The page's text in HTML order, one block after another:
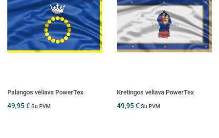
Palangos vėliava PowerTex
49,95 € Su PVM
Kretingos vėliava PowerTex
49,95 € Su PVM